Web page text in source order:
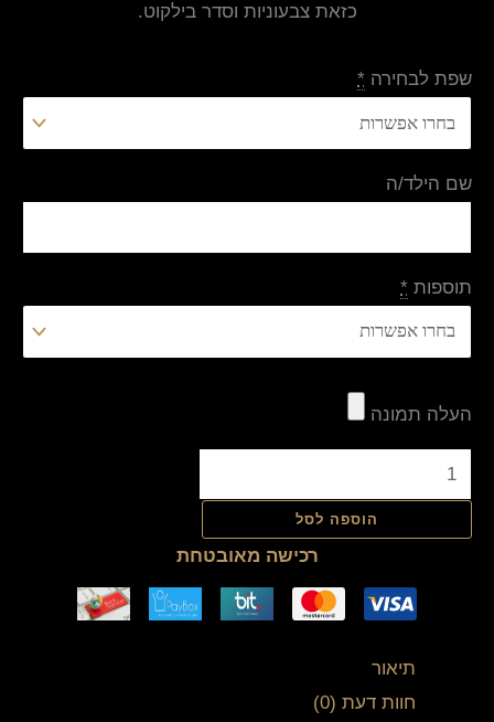
כזאת צבעוניות וסדר בילקוט.
שפת לבחירה *
שם הילד/ה
תוספות *
העלה תמונה
הוספה לסל
רכישה מאובטחת
תיאור
חוות דעת (0)